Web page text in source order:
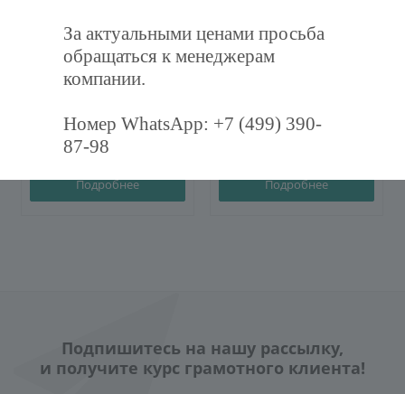
Фильтр воздушный
карманный ФВК-287-592-
360-3-M5
994руб.
Подробнее
Фильтр воздушный
карманный ФВК-287-892-
Подробнее
Подпишитесь на нашу рассылку,
и получите курс грамотного клиента!
За актуальными ценами просьба
обращаться к менеджерам
компании.
Номер WhatsApp: +7 (499) 390-
87-98